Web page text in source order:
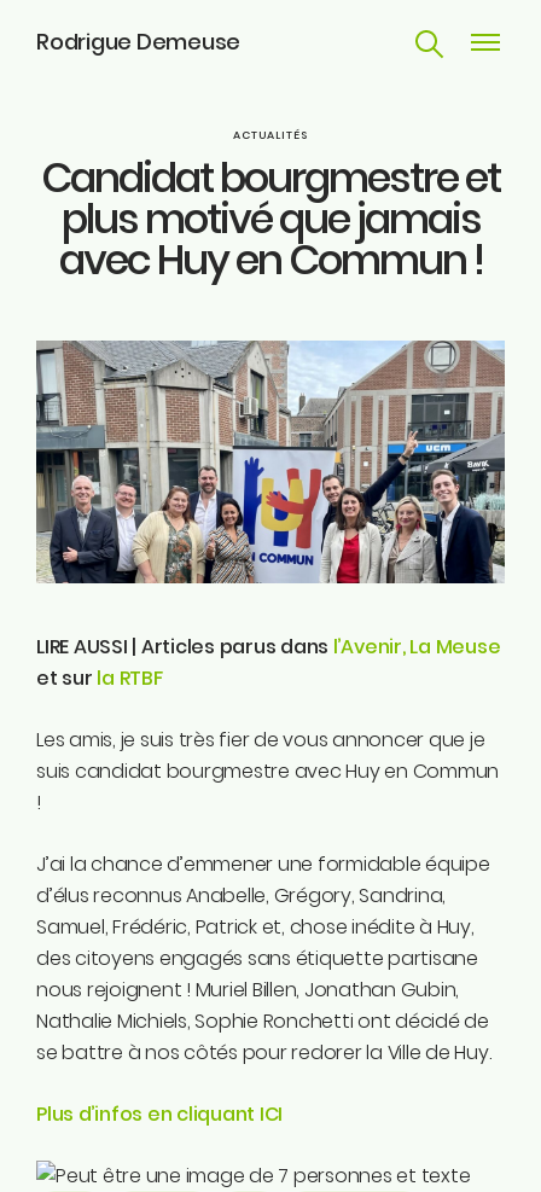
Rodrigue Demeuse
Parcours
Engagements
Actualités
Huy
Contact
ME SUIVRE
Facebook
Instagram
Twitter
Ecolo.be
ME CONTACTER
12/51 Avenue de Batta
4500 Huy
Téléphone
0494/90.59.19
Email
ACTUALITÉS
Candidat bourgmestre et
plus motivé que jamais
avec Huy en Commun !
LIRE AUSSI | Articles parus dans l’Avenir,La Meuse
et sur la RTBF
Les amis, je suis très fier de vous annoncer que je
suis candidat bourgmestre avec Huy en Commun
!
J’ai la chance d’emmener une formidable équipe
d’élus reconnus Anabelle, Grégory, Sandrina,
Samuel, Frédéric, Patrick et, chose inédite à Huy,
des citoyens engagés sans étiquette partisane
nous rejoignent ! Muriel Billen, Jonathan Gubin,
Nathalie Michiels, Sophie Ronchetti ont décidé de
se battre à nos côtés pour redorer la Ville de Huy.
Plus d’infos en cliquant ICI